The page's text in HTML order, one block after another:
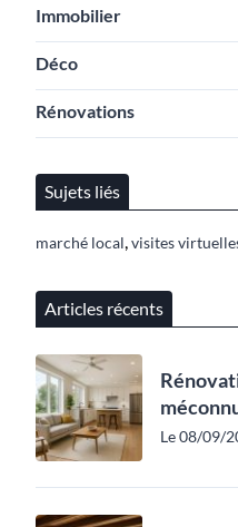
Immobilier
Déco
Rénovations
Sujets liés
marché local,visites
Articles récents
Le 08/09/